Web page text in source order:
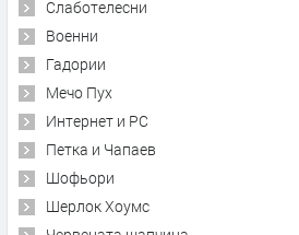
Слаботелесни
Военни
Гадории
Мечо Пух
Интернет и PC
Петка и Чапаев
Шофьори
Шерлок Хоумс